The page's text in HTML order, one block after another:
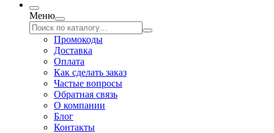
Меню
Промокоды
Доставка
Оплата
Как сделать заказ
Частые вопросы
Обратная связь
О компании
Блог
Контакты